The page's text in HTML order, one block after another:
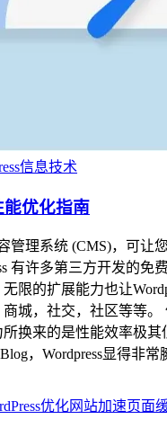
信息技术
能优化指南
管理系统 (CMS)，可让
有许多第三方开发的免
限的扩展能力也让
城，社交，社区等等。
换来的是性能效率极其
，Wordpress显得非常
优化网站加速页面